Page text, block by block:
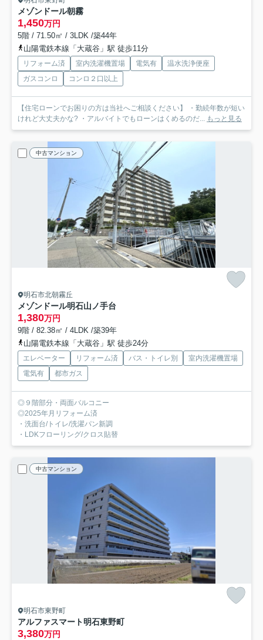
メゾンドール朝霧
1,450万円
5階 / 71.50㎡ / 3LDK /築44年
山陽電鉄本線「大蔵谷」駅 徒歩11分
リフォーム済 室内洗濯機置場 電気有
温水洗浄便座
ガスコンロ
コンロ２口以上
【住宅ローンでお困りの方は当社へご相談ください】 ・勤続年数が短い
けれど大丈夫かな? ・アルバイトでもローンはくめるのだ... もっと見る
中古マンション
明石市北朝霧丘
メゾンドール明石山ノ手台
1,380万円
9階 / 82.38㎡ / 4LDK /築39年
山陽電鉄本線「大蔵谷」駅 徒歩24分
エレベーター リフォーム済 バス・トイレ別
室内洗濯機置場
電気有
都市ガス
◎９階部分・両面バルコニー
◎2025年月リフォーム済
・洗面台/トイレ/洗濯パン新調
・LDKフローリング/クロス貼替
中古マンション
明石市東野町
アルファスマート明石東野町
3,380万円